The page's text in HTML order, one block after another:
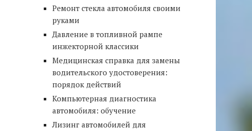
Ремонт стекла автомобиля своими
руками
Давление в топливной рампе
инжекторной классики
Медицинская справка для замены
водительского удостоверения:
порядок действий
Компьютерная диагностика
автомобиля: обучение
Лизинг автомобилей для